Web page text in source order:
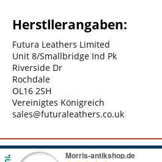
Herstllerangaben:
Futura Leathers Limited
Unit 8/Smallbridge Ind Pk
Riverside Dr
Rochdale
OL16 2SH
Vereinigtes Königreich
sales@futuraleathers.co.uk